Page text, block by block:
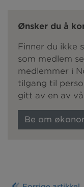
Ønsker du å
Finner du ikke
som medlem
medlemmer i
tilgang til
gitt av en av
Be om